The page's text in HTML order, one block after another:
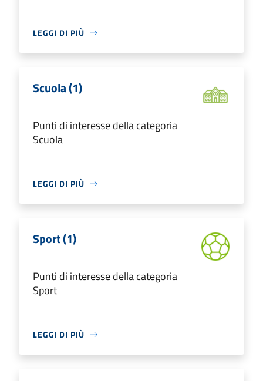
LEGGI DI PIÙ
Scuola (1)
Punti di interesse della categoria
Scuola
LEGGI DI PIÙ
Sport (1)
Punti di interesse della categoria
Sport
LEGGI DI PIÙ